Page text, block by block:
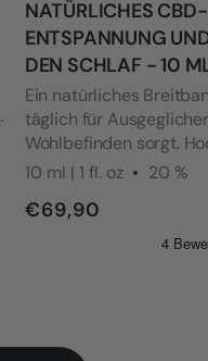
NATÜRLICHES
ENTSPANNUNG
DEN SCHLAF - 10
Ein natürliches
täglich für
Wohlbefinden sorgt.
Formel, durch
10 ml | 1 fl. oz 20 %
€69,90